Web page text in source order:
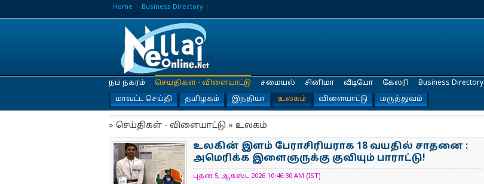
Home Business Directory
நம் நகரம்
செய்திகள் - விளையாட்டு
மாவட்ட செய்தி
தமிழகம் இந்தியா உலகம் விளையாட்டு மருத்துவம்
சமையல் சினிமா வீடியோ கேலரி Business Directory
» செய்திகள் - விளையாட்டு » உலகம்
NewsIcon
உலகின் இளம் பேராசிரிய​ராக 18 வயதில் சாதனை :
அமெரிக்​க இளைஞருக்கு குவியும் பாராட்டு!
புதன் 5, ஆகஸ்ட் 2026 10:46:30 AM (IST)